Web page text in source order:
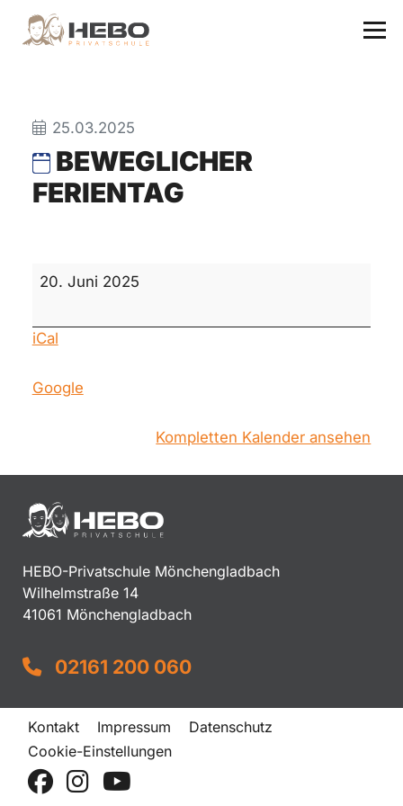
25.03.2025
BEWEGLICHER
FERIENTAG
beweglicher
20. Juni 2025
iCal
Google
Kompletten Kalender ansehen
HEBO-Privatschule Mönchengladbach
Wilhelmstraße 14
41061 Mönchengladbach
02161 200 060
Kontakt Impressum
Datenschutz
Cookie-Einstellungen